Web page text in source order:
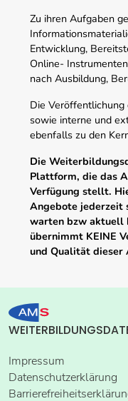
Zu ihren Aufgaben
Entwicklung,
Online-
nach Ausbildung,
Die
sowie interne und
ebenfalls zu den
Die
Plattform, die das
Verfügung stellt.
Angebote jederzeit
warten bzw aktuell
übernimmt KEINE
und Qualität dieser
Impressum
Datenschutzerklärung